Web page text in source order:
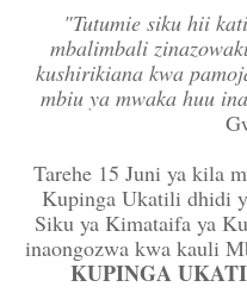
"Tutumie siku hii
mbalimbali
kushirikiana kwa
mbiu ya mwaka huu
Tarehe 15 Juni ya kila
Kupinga Ukatili dhidi
Siku ya Kimataifa ya
inaongozwa kwa kauli
KUPINGA